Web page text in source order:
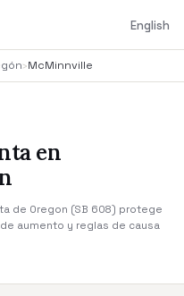
English
›McMinnville
en
de Oregon (SB 608) protege
aumento y reglas de causa